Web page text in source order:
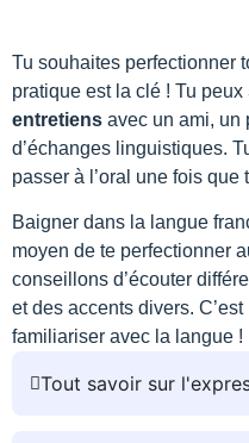
Tu souhaites perfectionner
pratique est la clé ! Tu peux
entretiens avec un ami, un
d’échanges linguistiques.
passer à l’oral une fois que
Baigner dans la langue
moyen de te perfectionner
conseillons d’écouter
et des accents divers.
familiariser avec la langue !
Tout savoir sur